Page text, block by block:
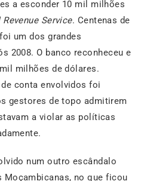
a esconder 10 mil milhões
Service. Centenas de
um dos grandes
2008. O banco reconheceu e
milhões de dólares.
conta envolvidos foi
gestores de topo admitirem
a violar as políticas
num outro escândalo
Moçambicanas, no que ficou